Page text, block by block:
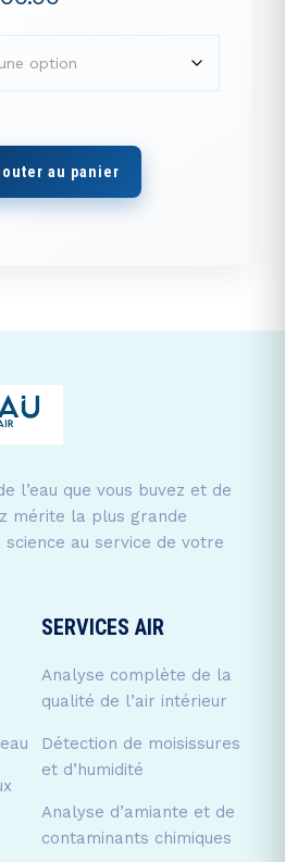
au panier
l’eau que vous buvez et de
mérite la plus grande
au service de votre
SERVICES AIR
Analyse complète de la
qualité de l’air intérieur
Détection de moisissures
et d’humidité
Analyse d’amiante et de
contaminants chimiques